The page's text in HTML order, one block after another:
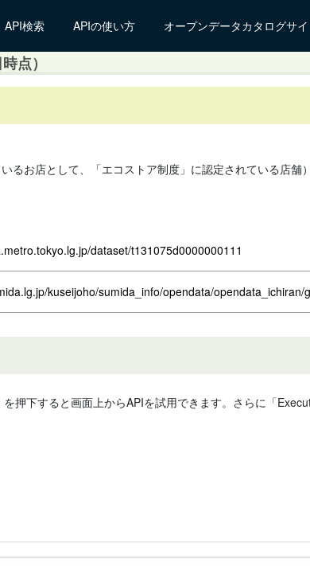
API検索 APIの使い方 オープンデータカタログサ
点）
るお店として、「エコストア制度」に認定されている店舗
dataset/t131075d0000000111
kuseijoho/sumida_info/opendata/
押下すると画面上からAPIを試用できます。さらに「